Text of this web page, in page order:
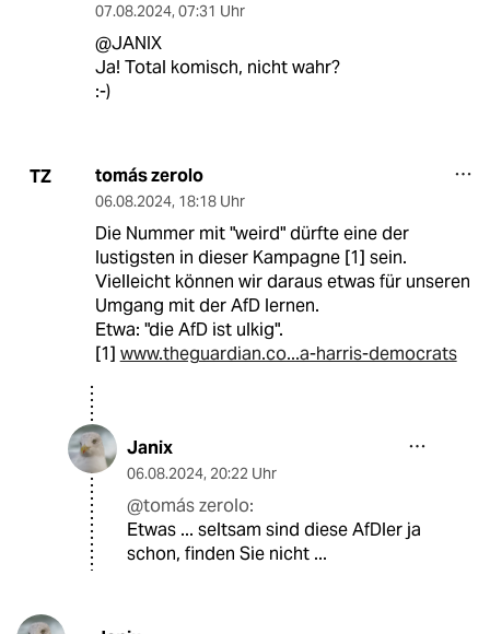
07.08.2024, 07:31 Uhr
@JANIX
Ja! Total komisch, nicht wahr?
:-)
TZ tomás zerolo
06.08.2024, 18:18 Uhr
Die Nummer mit "weird" dürfte eine der
lustigsten in dieser Kampagne [1] sein.
Vielleicht können wir daraus etwas für unseren
Umgang mit der AfD lernen.
Etwa: "die AfD ist ulkig".
[1] www.theguardian.co...a-harris-democrats
Janix
06.08.2024, 20:22 Uhr
@tomás zerolo:
Etwas ... seltsam sind diese AfDler ja
schon, finden Sie nicht ...